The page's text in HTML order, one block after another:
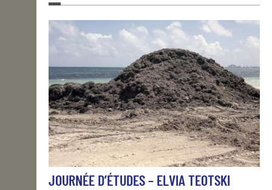
JOURNÉE D’ÉTUDES – ELVIA TEOTSKI